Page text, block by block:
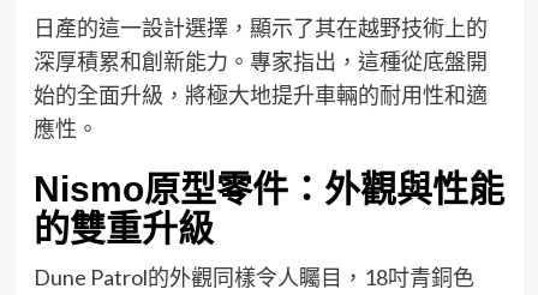
日產的這一設計選擇，顯示了其在越野技術上的
深厚積累和創新能力。專家指出，這種從底盤開
始的全面升級，將極大地提升車輛的耐用性和適
應性。
Nismo原型零件：外觀與性能
的雙重升級
Dune Patrol的外觀同樣令人矚目，18吋青銅色